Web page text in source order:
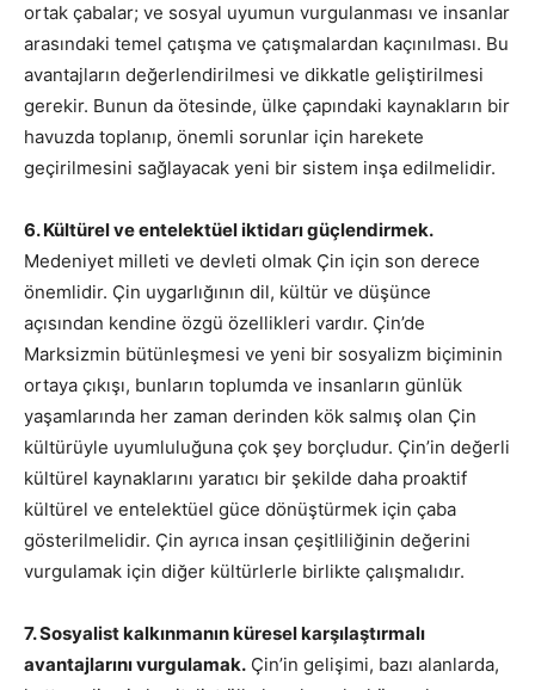
ortak çabalar; ve sosyal uyumun vurgulanması ve insanlar
arasındaki temel çatışma ve çatışmalardan kaçınılması. Bu
avantajların değerlendirilmesi ve dikkatle geliştirilmesi
gerekir. Bunun da ötesinde, ülke çapındaki kaynakların bir
havuzda toplanıp, önemli sorunlar için harekete
geçirilmesini sağlayacak yeni bir sistem inşa edilmelidir.
6. Kültürel ve entelektüel iktidarı güçlendirmek.
Medeniyet milleti ve devleti olmak Çin için son derece
önemlidir. Çin uygarlığının dil, kültür ve düşünce
açısından kendine özgü özellikleri vardır. Çin’de
Marksizmin bütünleşmesi ve yeni bir sosyalizm biçiminin
ortaya çıkışı, bunların toplumda ve insanların günlük
yaşamlarında her zaman derinden kök salmış olan Çin
kültürüyle uyumluluğuna çok şey borçludur. Çin’in değerli
kültürel kaynaklarını yaratıcı bir şekilde daha proaktif
kültürel ve entelektüel güce dönüştürmek için çaba
gösterilmelidir. Çin ayrıca insan çeşitliliğinin değerini
vurgulamak için diğer kültürlerle birlikte çalışmalıdır.
7. Sosyalist kalkınmanın küresel karşılaştırmalı
avantajlarını vurgulamak. Çin’in gelişimi, bazı alanlarda,